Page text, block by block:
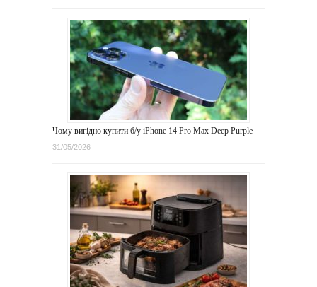
Чому вигідно купити б/у iPhone 14 Pro Max Deep Purple
31/05/2026